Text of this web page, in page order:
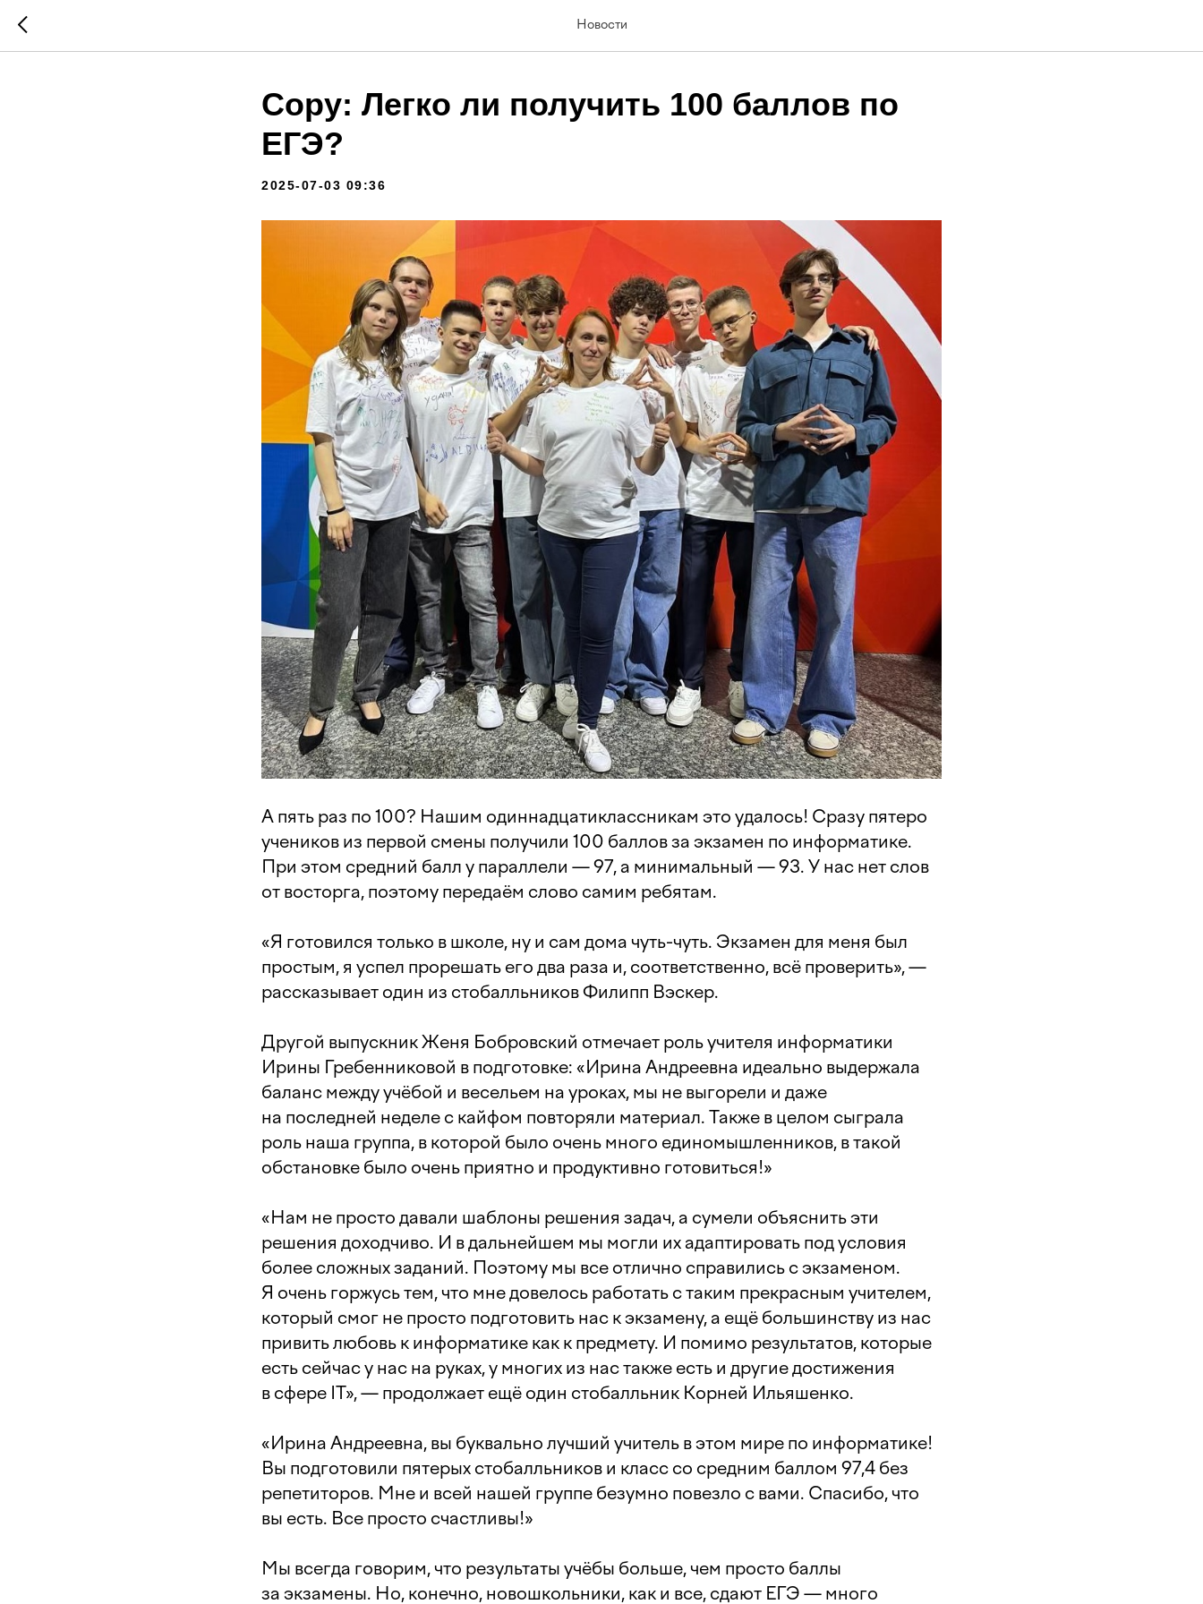
Новости
Copy: Легко ли получить 100 баллов по
ЕГЭ?
2025-07-03 09:36
А пять раз по 100? Нашим одиннадцатиклассникам это удалось! Сразу пятеро
учеников из первой смены получили 100 баллов за экзамен по информатике.
При этом средний балл у параллели — 97, а минимальный — 93. У нас нет слов
от восторга, поэтому передаём слово самим ребятам.
«Я готовился только в школе, ну и сам дома чуть-чуть. Экзамен для меня был
простым, я успел прорешать его два раза и, соответственно, всё проверить», —
рассказывает один из стобалльников Филипп Вэскер.
Другой выпускник Женя Бобровский отмечает роль учителя информатики
Ирины Гребенниковой в подготовке: «Ирина Андреевна идеально выдержала
баланс между учёбой и весельем на уроках, мы не выгорели и даже
на последней неделе с кайфом повторяли материал. Также в целом сыграла
роль наша группа, в которой было очень много единомышленников, в такой
обстановке было очень приятно и продуктивно готовиться!»
«Нам не просто давали шаблоны решения задач, а сумели объяснить эти
решения доходчиво. И в дальнейшем мы могли их адаптировать под условия
более сложных заданий. Поэтому мы все отлично справились с экзаменом.
Я очень горжусь тем, что мне довелось работать с таким прекрасным учителем,
который смог не просто подготовить нас к экзамену, а ещё большинству из нас
привить любовь к информатике как к предмету. И помимо результатов, которые
есть сейчас у нас на руках, у многих из нас также есть и другие достижения
в сфере IT», — продолжает ещё один стобалльник Корней Ильяшенко.
«Ирина Андреевна, вы буквально лучший учитель в этом мире по информатике!
Вы подготовили пятерых стобалльников и класс со средним баллом 97,4 без
репетиторов. Мне и всей нашей группе безумно повезло с вами. Спасибо, что
вы есть. Все просто счастливы!»
Мы всегда говорим, что результаты учёбы больше, чем просто баллы
за экзамены. Но, конечно, новошкольники, как и все, сдают ЕГЭ — много